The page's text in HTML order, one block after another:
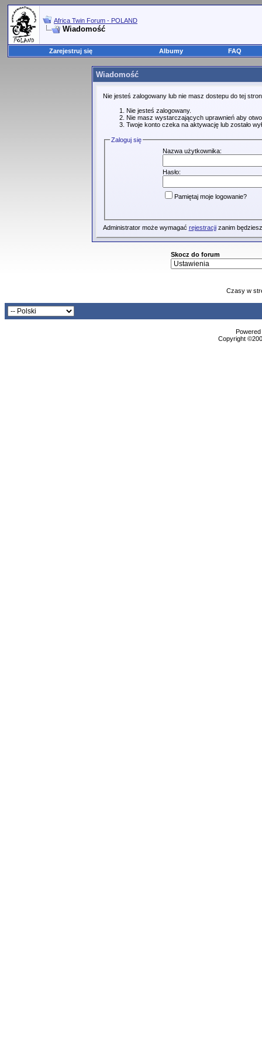
Africa Twin Forum - POLAND
Wiadomość
Zarejestruj się Albumy FAQ
Wiadomość
Nie jesteś zalogowany lub nie masz dostepu do tej
Nie jesteś zalogowany.
Nie masz wystarczających uprawnień aby
Twoje konto czeka na aktywację lub zostało
Zaloguj się
Nazwa użytkownika:
Hasło:
Pamiętaj moje logowanie?
Administrator może wymagać rejestracjizanim
Skocz do forum
Czasy w
Copyright